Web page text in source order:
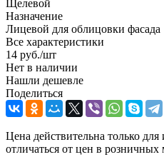
Щелевой
Назначение
Лицевой для облицовки фасада
Все характеристики
14 руб./шт
Нет в наличии
Нашли дешевле
Поделиться
Цена действительна только
отличаться от цен в розничных